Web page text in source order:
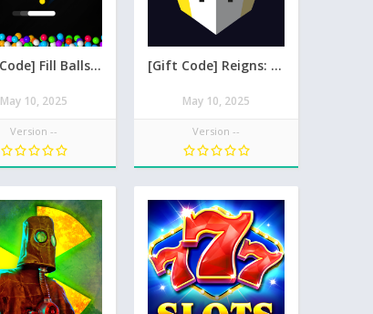
[Gift Code] Fill Balls up mới nhất 08/2026
May 10, 2025
Version --
[Gift Code] Reigns: Her Majesty mới nhất 08/2026
May 10, 2025
Version --